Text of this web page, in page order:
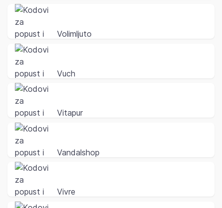
Volimljuto
Vuch
Vitapur
Vandalshop
Vivre